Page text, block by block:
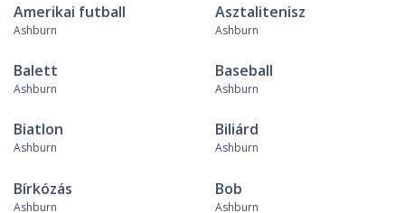
Amerikai futball
Ashburn
Asztalitenisz
Ashburn
Balett
Ashburn
Baseball
Ashburn
Biatlon
Ashburn
Biliárd
Ashburn
Bírkózás
Ashburn
Bob
Ashburn